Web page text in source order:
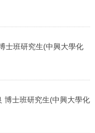
士班研究生(中興大學化
博士班研究生(中興大學化